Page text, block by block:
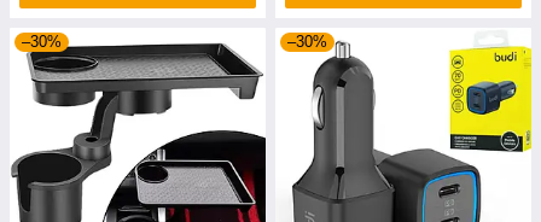
–30% –30%